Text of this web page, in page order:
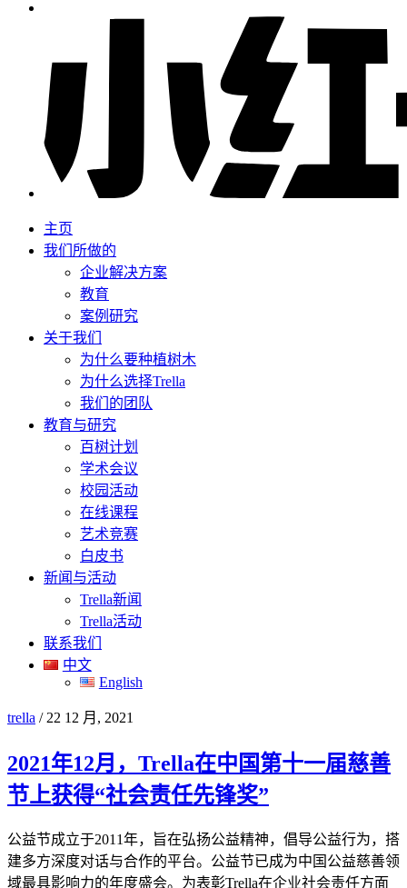
主页
我们所做的
企业解决方案
教育
案例研究
关于我们
为什么要种植树木
为什么选择Trella
我们的团队
教育与研究
百树计划
学术会议
校园活动
在线课程
艺术竞赛
白皮书
新闻与活动
Trella新闻
Trella活动
联系我们
中文
English
trella / 22 12 月, 2021
2021年12月，Trella在中国第十一届慈善
节上获得“社会责任先锋奖”
公益节成立于2011年，旨在弘扬公益精神，倡导公益行为，搭
建多方深度对话与合作的平台。公益节已成为中国公益慈善领
域最具影响力的年度盛会。为表彰Trella在企业社会责任方面